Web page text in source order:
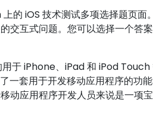
的 iOS 技术测试多项选择题页面
交互式问题。您可以选择一个答
于 iPhone、iPad 和 iPod Touch
一套用于开发移动应用程序的功
动应用程序开发人员来说是一项